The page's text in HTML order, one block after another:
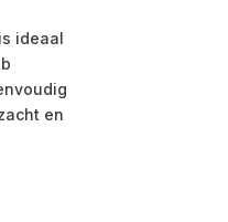
ideaal
en